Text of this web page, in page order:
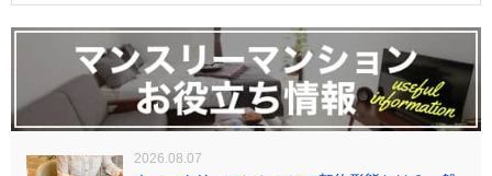
2026.08.07